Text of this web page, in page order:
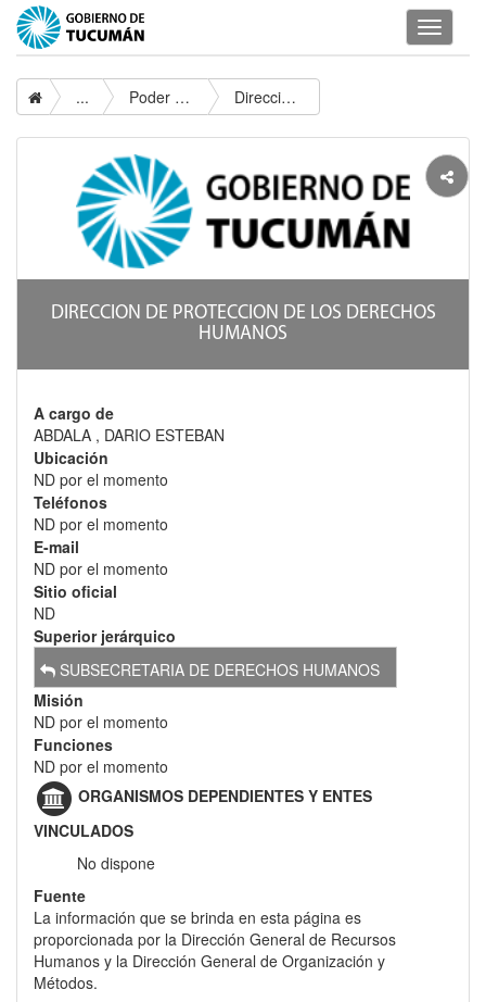
... Poder Ejecutivo Direccion De Proteccion De Los Derechos Humanos
DIRECCION DE PROTECCION DE LOS DERECHOS
HUMANOS
A cargo de
ABDALA , DARIO ESTEBAN
Ubicación
ND por el momento
Teléfonos
ND por el momento
E-mail
ND por el momento
Sitio oficial
ND
Superior jerárquico
SUBSECRETARIA DE DERECHOS HUMANOS
Misión
ND por el momento
Funciones
ND por el momento
ORGANISMOS DEPENDIENTES Y ENTES
VINCULADOS
No dispone
Fuente
La información que se brinda en esta página es
proporcionada por la Dirección General de Recursos
Humanos y la Dirección General de Organización y
Métodos.